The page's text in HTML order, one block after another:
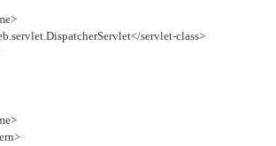
servlet-class>